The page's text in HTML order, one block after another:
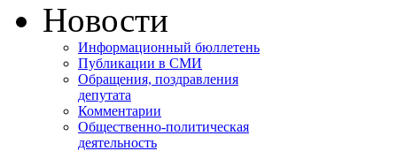
Новости
Информационный бюллетень
Публикации в СМИ
Обращения, поздравления
депутата
Комментарии
Общественно-политическая
деятельность